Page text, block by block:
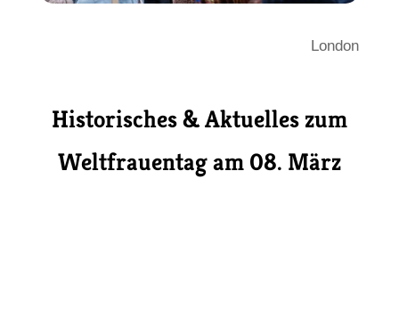
London
Historisches & Aktuelles zum
Weltfrauentag am 08. März